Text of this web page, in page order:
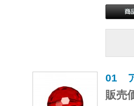
01
販売